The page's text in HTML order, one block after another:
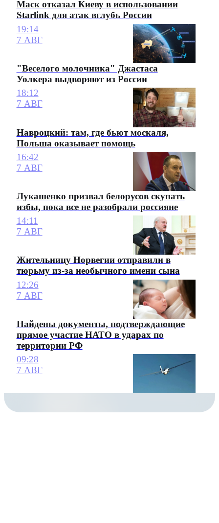
Маск отказал Киеву в использовании
Starlink для атак вглубь России
19:14
7 АВГ
"Веселого молочника" Джастаса
Уолкера выдворяют из России
18:12
7 АВГ
Навроцкий: там, где бьют москаля,
Польша оказывает помощь
16:42
7 АВГ
Лукашенко призвал белорусов скупать
избы, пока все не разобрали россияне
14:11
7 АВГ
Жительницу Норвегии отправили в
тюрьму из-за необычного имени сына
12:26
7 АВГ
Найдены документы, подтверждающие
прямое участие НАТО в ударах по
территории РФ
09:28
7 АВГ